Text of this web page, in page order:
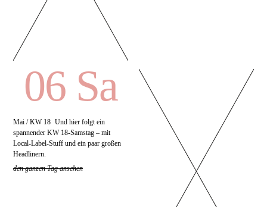
06 Sa
Mai / KW 18 Und hier folgt ein
spannender KW 18-Samstag – mit
Local-Label-Stuff und ein paar großen
Headlinern.
den ganzen Tag ansehen